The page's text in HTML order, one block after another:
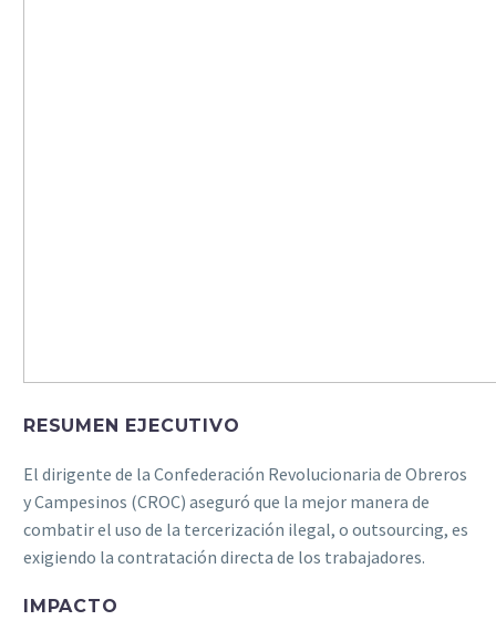
RESUMEN EJECUTIVO
El dirigente de la Confederación Revolucionaria de Obreros
y Campesinos (CROC) aseguró que la mejor manera de
combatir el uso de la tercerización ilegal, o outsourcing, es
exigiendo la contratación directa de los trabajadores.
IMPACTO